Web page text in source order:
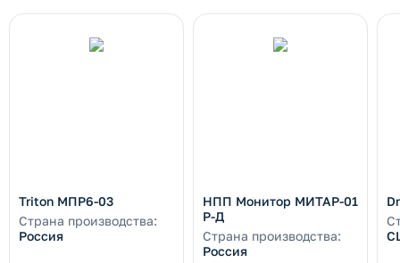
Triton МПР6-03
Страна производства:
Россия
НПП Монитор МИТАР-01
Р-Д
Страна производства:
Россия